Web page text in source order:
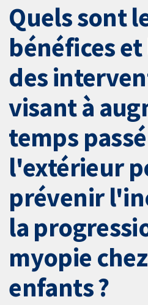
Quels sont
bénéfices
des
visant à
temps
l'extérieur
prévenir
la
myopie
enfants ?